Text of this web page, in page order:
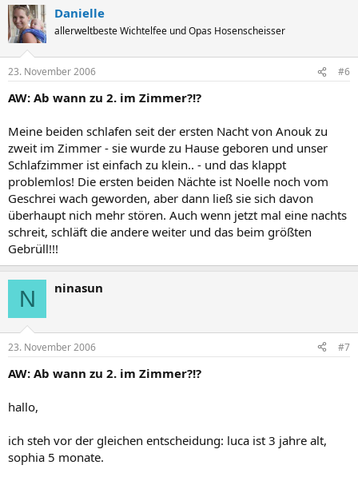
Danielle
allerweltbeste Wichtelfee und Opas Hosenscheisser
23. November 2006 #6
AW: Ab wann zu 2. im Zimmer?!?
Meine beiden schlafen seit der ersten Nacht von Anouk zu
zweit im Zimmer - sie wurde zu Hause geboren und unser
Schlafzimmer ist einfach zu klein.. - und das klappt
problemlos! Die ersten beiden Nächte ist Noelle noch vom
Geschrei wach geworden, aber dann ließ sie sich davon
überhaupt nich mehr stören. Auch wenn jetzt mal eine nachts
schreit, schläft die andere weiter und das beim größten
Gebrüll!!!
N ninasun
23. November 2006 #7
AW: Ab wann zu 2. im Zimmer?!?
hallo,
ich steh vor der gleichen entscheidung: luca ist 3 jahre alt,
sophia 5 monate.